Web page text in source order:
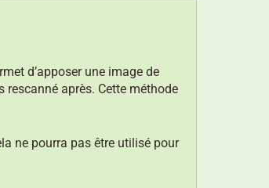
d’apposer une image de
après. Cette méthode
ne pourra pas être utilisé pour